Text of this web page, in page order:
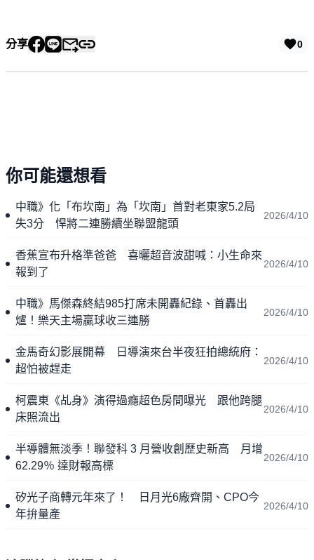
分享 0
你可能還想看
中職》化「布坎南」為「坎南」首對老東家5.2局
失3分 悍將二連勝續坐聯盟龍頭
2026/4/10
香蕉宣布升格準爸爸 喜曬超音波甜喊：小生命來
報到了
2026/4/10
中職》馬傑森終結985打席未開轟紀錄、首轟出
爐！樂天主場贏球收三連勝
2026/4/10
金馬奇幻影展開幕 日導演來台半夜狂拍總統府：
超怕被趕走
2026/4/10
柯震東《乩身》演得過癮超色房間曝光 跟他跨腿
床照流出
2026/4/10
半導體無淡季！聯發科 3 月營收創歷史新高 月增
62.29％ 達財報高標
2026/4/10
矽光子商轉元年來了！ 日月光6廠齊開、CPO今
年拚量產
2026/4/10